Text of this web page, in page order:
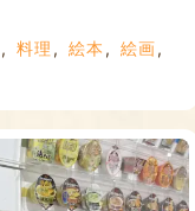
, 料理 , 絵本 , 絵画,